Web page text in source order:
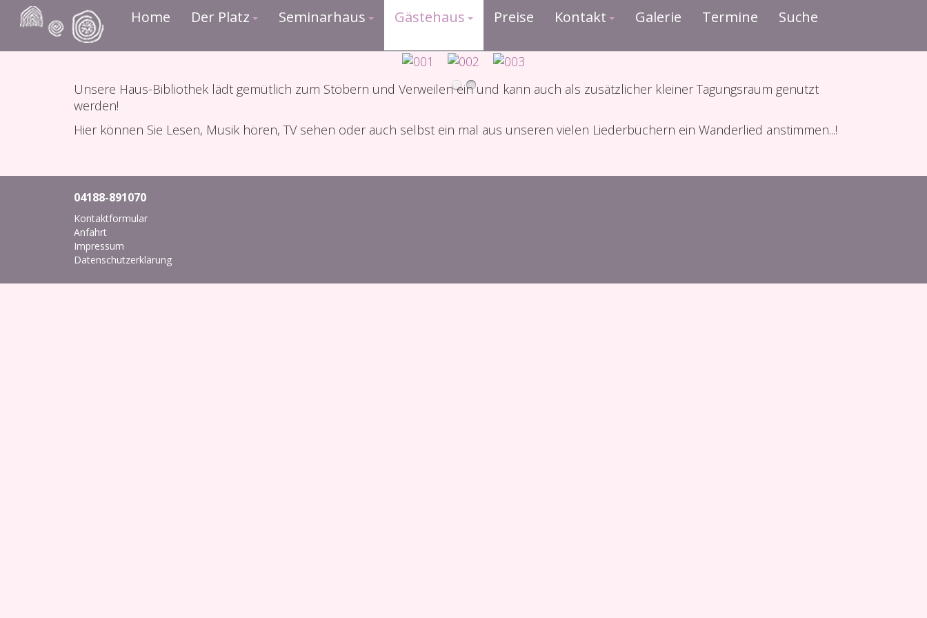
Home Der Platz Seminarhaus Gästehaus Preise Kontakt Galerie Termine Suche
Unsere Haus-Bibliothek lädt gemütlich zum Stöbern und Verweilen ein und kann auch als zusätzlicher kleiner Tagungsraum genutzt
werden!
Hier können Sie Lesen, Musik hören, TV sehen oder auch selbst ein mal aus unseren vielen Liederbüchern ein Wanderlied anstimmen...!
04188-891070
Kontaktformular
Anfahrt
Impressum
Datenschutzerklärung